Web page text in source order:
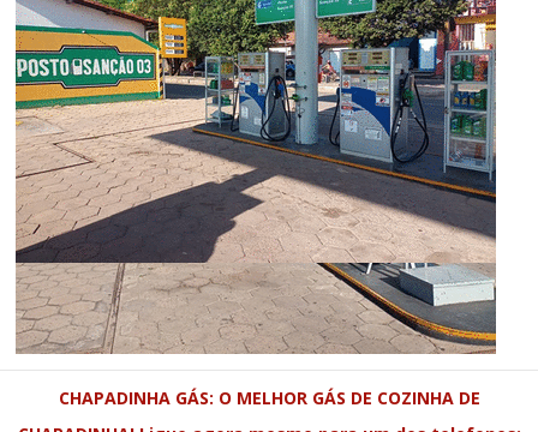
CHAPADINHA GÁS: O MELHOR GÁS DE COZINHA DE